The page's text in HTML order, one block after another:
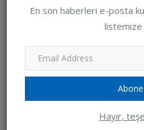
En son haberleri e-posta
listemize
Hayır,